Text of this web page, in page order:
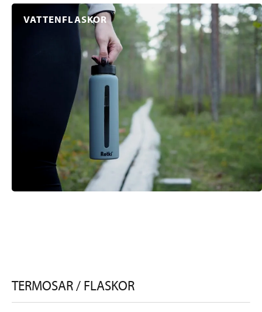
VATTENFLASKOR
TERMOSAR / FLASKOR